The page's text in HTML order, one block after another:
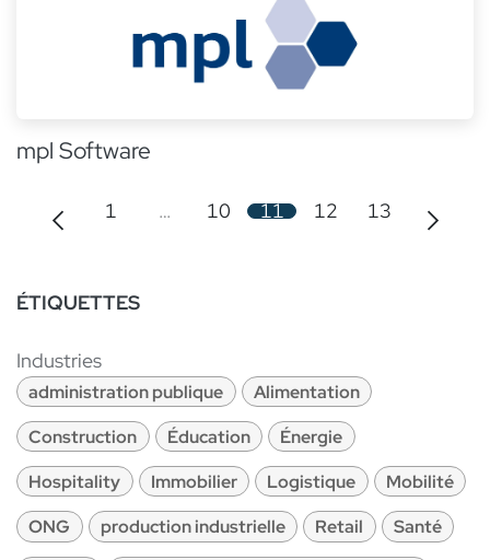
mpl Software
1 … 10 11 12 13
ÉTIQUETTES
Industries
administration publique
Alimentation
Construction
Éducation
Énergie
Hospitality
Immobilier Logistique
Mobilité
ONG
production industrielle Retail
Santé